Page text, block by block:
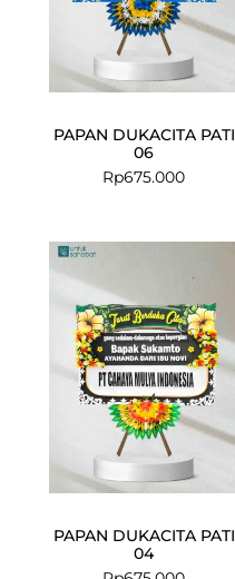
PAPAN DUKACITA PATI
06
Rp675.000
PAPAN DUKACITA PATI
04